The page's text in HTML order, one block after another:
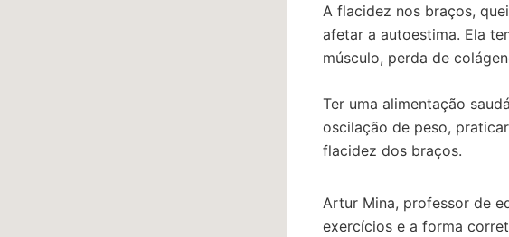
A flacidez nos braços,
afetar a autoestima. Ela
músculo, perda de
Ter uma alimentação
oscilação de peso,
flacidez dos braços.
Artur Mina, professor de
exercícios e a forma